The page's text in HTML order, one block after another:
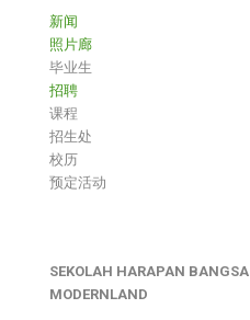
新闻
照片廊
毕业生
招聘
课程
招生处
校历
预定活动
SEKOLAH HARAPAN BANGSA
MODERNLAND